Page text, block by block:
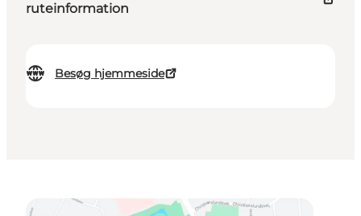
ruteinformation
Besøg hjemmeside